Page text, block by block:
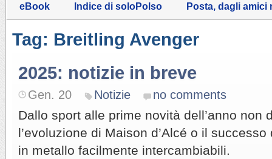
eBook Indice di soloPolso Posta, dagli amici
Tag: Breitling Avenger
2025: notizie in breve
Gen. 20 Notizie no comments
Dallo sport alle prime novità dell’anno non
l’evoluzione di Maison d’Alcé o il
in metallo facilmente intercambiabili.